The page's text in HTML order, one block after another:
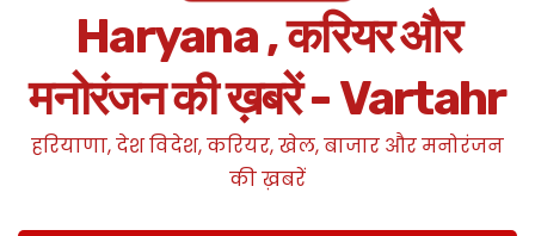
Haryana , करियर और
मनोरंजन की ख़बरें - Vartahr
हरियाणा, देश विदेश, करियर, खेल, बाजार और मनोरंजन
की ख़बरें